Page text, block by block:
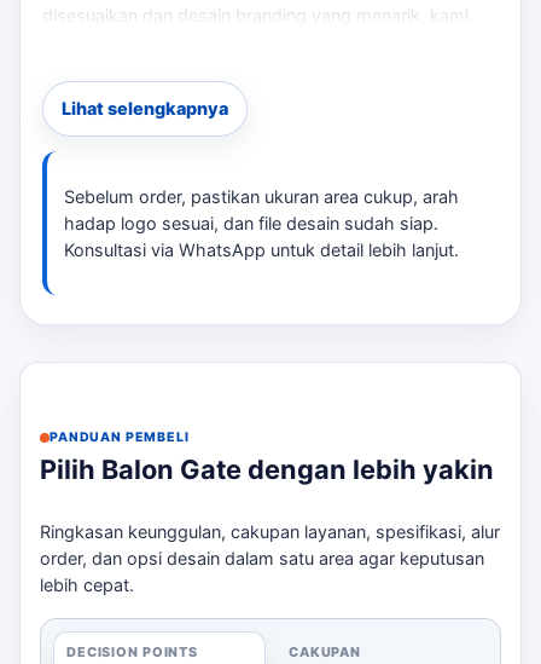
disesuaikan dan desain branding yang menarik, kami
berdekatan,
harga sewa balon gate
sebelum menentukan ukuran, desain, dan jadwal.
Checklist Teknis Sebelum Produksi
Ukuran:Tentukan ukuran yang sesuai dengan
lokasi dan tema acara.
pemasangan agar sesuai dengan jadwal acara.
Dengan pengalaman kami dalam menyediakan balon
memenuhi kebutuhan event Anda dengan tepat waktu
dan sesuai harapan.
Lihat selengkapnya
Sebelum order, pastikan ukuran area cukup, arah
hadap logo sesuai, dan file desain sudah siap.
Konsultasi via WhatsApp untuk detail lebih lanjut.
PANDUAN PEMBELI
Pilih Balon Gate dengan lebih yakin
Ringkasan keunggulan, cakupan layanan, spesifikasi, alur
order, dan opsi desain dalam satu area agar keputusan
lebih cepat.
DECISION POINTS CAKUPAN